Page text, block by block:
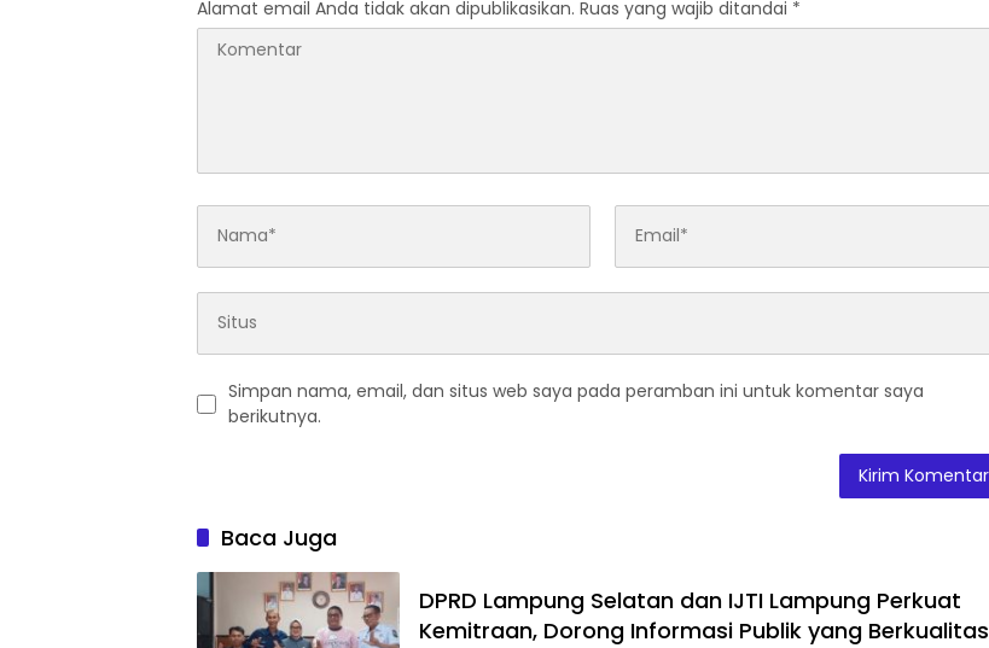
Alamat email Anda tidak akan dipublikasikan. Ruas yang wajib ditandai *
Simpan nama, email, dan situs web saya pada peramban ini untuk komentar saya
berikutnya.
Baca Juga
DPRD Lampung Selatan dan IJTI Lampung Perkuat
Kemitraan, Dorong Informasi Publik yang Berkualitas